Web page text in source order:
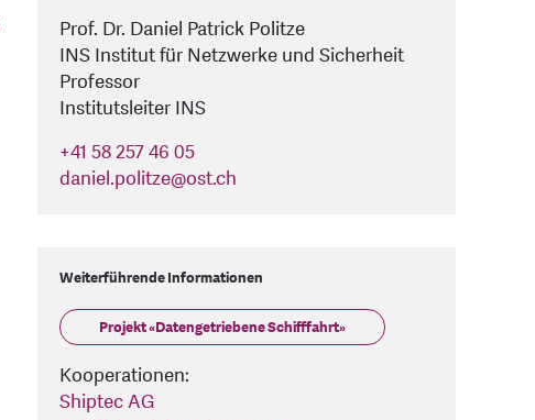
Prof. Dr. Daniel Patrick Politze
INS Institut für Netzwerke und Sicherheit
Professor
Institutsleiter INS
+41 58 257 46 05
daniel.politze@ost.ch
Weiterführende Informationen
Projekt «Datengetriebene Schifffahrt»
Kooperationen:
Shiptec AG